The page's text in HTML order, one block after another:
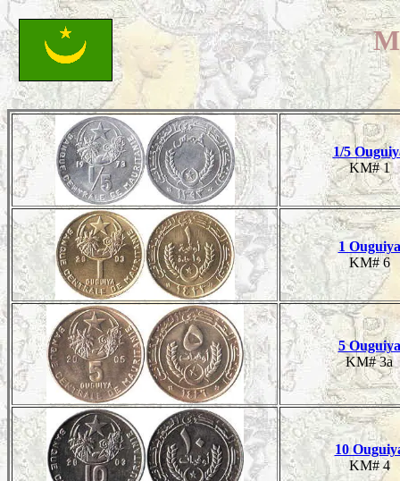
1/5
KM# 1
1 Ouguiya
KM# 6
5 Ouguiya
KM# 3a
10
KM# 4